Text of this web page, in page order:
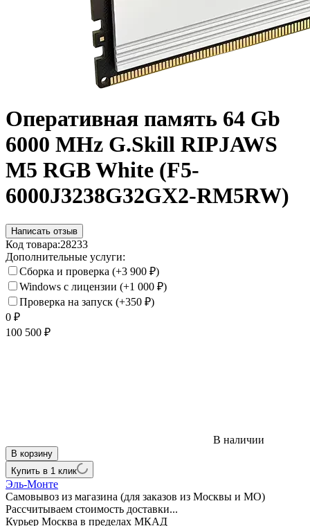
Оперативная память 64 Gb
6000 MHz G.Skill RIPJAWS
M5 RGB White (F5-
6000J3238G32GX2-RM5RW)
Написать отзыв
Код товара:28233
Дополнительные услуги:
Сборка и проверка (+3 900 ₽)
Windows с лицензии (+1 000 ₽)
Проверка на запуск (+350 ₽)
0 ₽
100 500 ₽
В наличии
В корзину
Купить в 1 клик
Эль-Монте
Самовывоз из магазина (для заказов из Москвы и МО)
Рассчитываем стоимость доставки...
Курьер Москва в пределах МКАД